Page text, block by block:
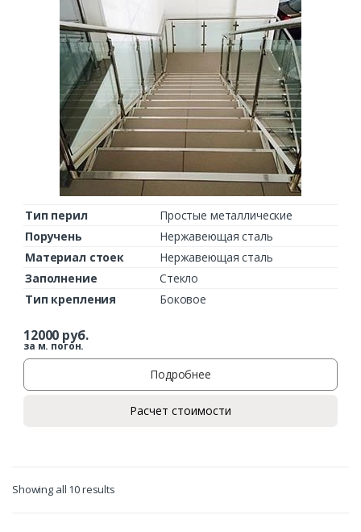
Тип перил
Простые металлические
Поручень
Нержавеющая сталь
Материал стоек
Нержавеющая сталь
Заполнение
Стекло
Тип крепления
Боковое
12000 руб.
за м. погон.
Подробнее
Расчет стоимости
Showing all 10 results